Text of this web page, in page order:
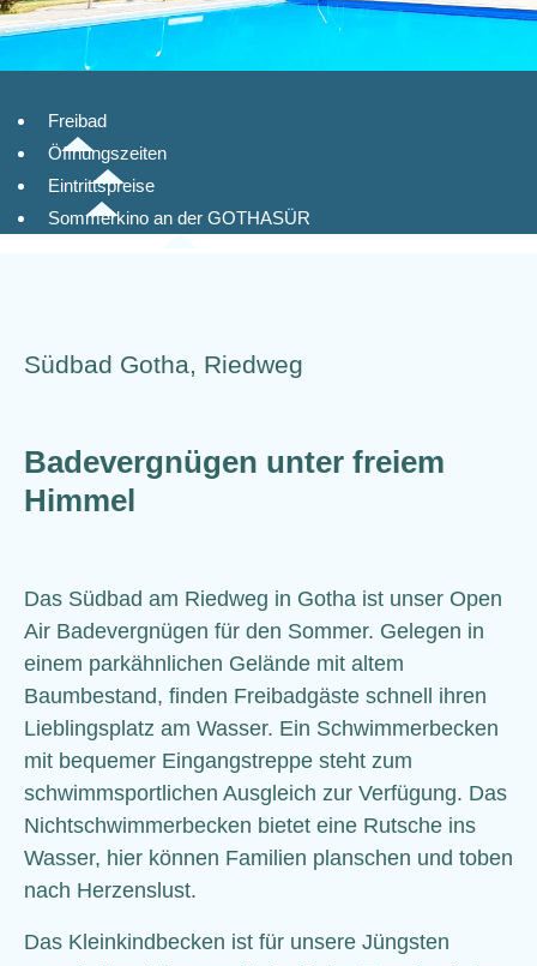
Freibad
Öffnungszeiten
Eintrittspreise
Sommerkino an der GOTHASÜR
Südbad Gotha, Riedweg
Badevergnügen unter freiem
Himmel
Das Südbad am Riedweg in Gotha ist unser Open
Air Bade­vergnügen für den Sommer. Gelegen in
einem parkähnlichen Gelände mit altem
Baumbestand, finden Freibadgäste schnell ihren
Lieblingsplatz am Wasser. Ein Schwimmer­becken
mit bequemer Eingangstreppe steht zum
schwimmsportlichen Ausgleich zur Verfügung. Das
Nicht­schwimmer­becken bietet eine Rutsche ins
Wasser, hier können Familien planschen und toben
nach Herzenslust.
Das Kleinkindbecken ist für unsere Jüngsten